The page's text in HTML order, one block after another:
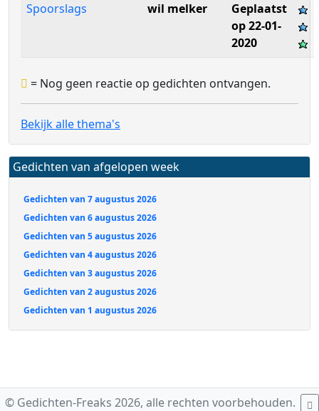
Spoorslags
wil melker
Geplaatst
op 22-01-
2020
= Nog geen reactie op gedichten ontvangen.
Bekijk alle thema's
Gedichten van afgelopen week
Gedichten van 7 augustus 2026
Gedichten van 6 augustus 2026
Gedichten van 5 augustus 2026
Gedichten van 4 augustus 2026
Gedichten van 3 augustus 2026
Gedichten van 2 augustus 2026
Gedichten van 1 augustus 2026
© Gedichten-Freaks 2026, alle rechten voorbehouden.